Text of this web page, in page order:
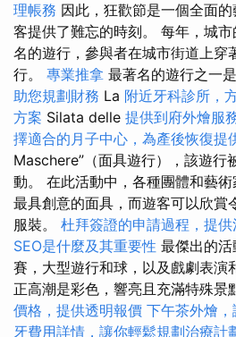
理帳務 因此，狂歡節是一個全面
客提供了難忘的時刻。 每年，城
名的遊行，參與者在城市街道上穿
行。 專業推拿 最著名的遊行之一
助您規劃財務 La 附近牙科診所，
方案 Silata delle 提供到府外燴服
擇適合的月子中心，為產後恢復提
Maschere”（面具遊行），該遊行
動。 在此活動中，各種團體和藝術
最具創意的面具，而遊客可以欣賞
服裝。 杜拜簽證的申請過程，提
SEO是什麼及其重要性 最傑出的
賽，大型遊行和球，以及戲劇表演
正高潮是彩色，響亮且充滿特殊景
價格，提供透明報價 下午茶外燴
牙費用詳情，讓你輕鬆規劃治療計